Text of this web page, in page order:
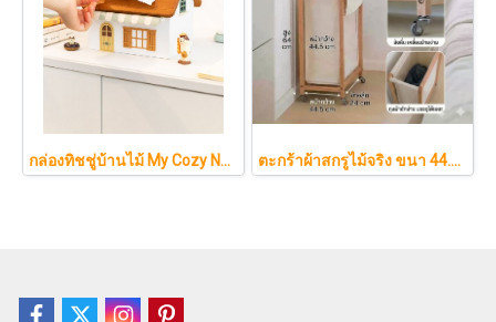
กล่องทิชชู่บ้านไม้ My Cozy Nest สไตล์มินิมอล นอร์ดิก ของแต่งบ้านรูปบ้าน ขนมปัง เบเกอรี่ กล่องใส่กระดาษทิชชู่แบบตั้งโต๊ะ ฝาเปิดแม่เหล็ก เติมกระดาษง่าย ตะกร้าผ้าสกรูไม้จริง ขนา 44.5cm รุ่น KAWA Minimalist สไตล์ญี่ปุ่นเคลื่อนที่ได้ มีล้อเลื่อน (KAWA)